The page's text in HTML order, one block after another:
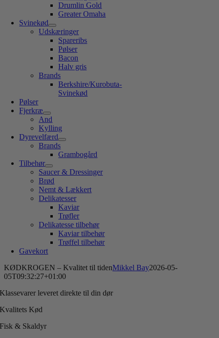
Drumlin Gold
Greater Omaha
Svinekød
Udskæringer
Spareribs
Pølser
Bacon
Halv gris
Brands
Berkshire/Kurobuta-
Svinekød
Pølser
Fjerkræ
And
Kylling
Dyrevelfærd
Brands
Grambogård
Tilbehør
Saucer & Dressinger
Brød
Nemt & Lækkert
Delikatesser
Kaviar
Trøfler
Delikatesse tilbehør
Kaviar tilbehør
Trøffel tilbehør
Gavekort
KØDKROGEN – Kvalitet til tidenMikkel Bay2026-05-
05T09:32:27+01:00
Klassevarer leveret direkte til din dør
Kvalitets Kød
Fisk & Skaldyr